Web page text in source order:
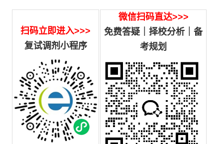
扫码立即进入>>>
复试调剂小程序
微信扫码直达>>>
免费答疑｜择校分析｜备
考规划